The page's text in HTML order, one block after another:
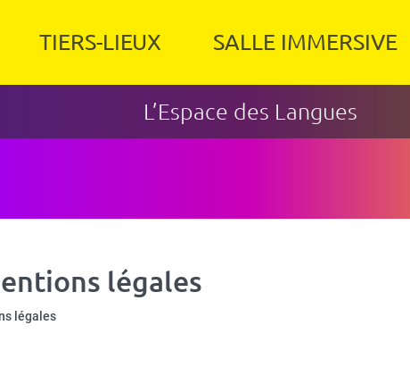
TIERS-LIEUX SALLE IMMERSIVE
L’Espace des Langues
légales
légales